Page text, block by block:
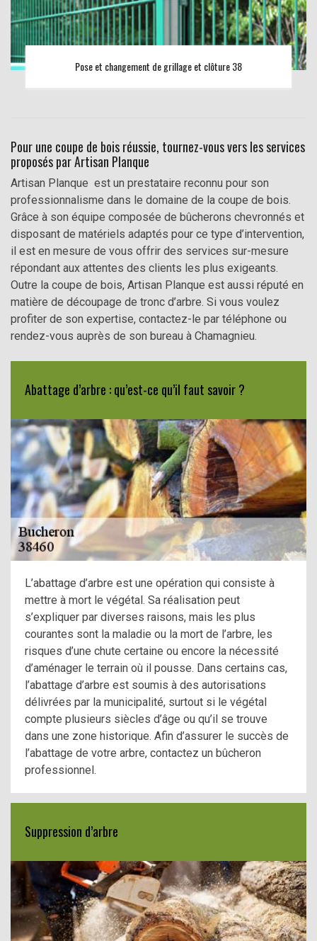
Pose et changement de grillage et clôture 38
Pour une coupe de bois réussie, tournez-vous vers les services
proposés par Artisan Planque
Artisan Planque est un prestataire reconnu pour son
professionnalisme dans le domaine de la coupe de bois.
Grâce à son équipe composée de bûcherons chevronnés et
disposant de matériels adaptés pour ce type d’intervention,
il est en mesure de vous offrir des services sur-mesure
répondant aux attentes des clients les plus exigeants.
Outre la coupe de bois, Artisan Planque est aussi réputé en
matière de découpage de tronc d’arbre. Si vous voulez
profiter de son expertise, contactez-le par téléphone ou
rendez-vous auprès de son bureau à Chamagnieu.
Abattage d’arbre : qu’est-ce qu’il faut savoir ?
L’abattage d’arbre est une opération qui consiste à
mettre à mort le végétal. Sa réalisation peut
s’expliquer par diverses raisons, mais les plus
courantes sont la maladie ou la mort de l’arbre, les
risques d’une chute certaine ou encore la nécessité
d’aménager le terrain où il pousse. Dans certains cas,
l’abattage d’arbre est soumis à des autorisations
délivrées par la municipalité, surtout si le végétal
compte plusieurs siècles d’âge ou qu’il se trouve
dans une zone historique. Afin d’assurer le succès de
l’abattage de votre arbre, contactez un bûcheron
professionnel.
Suppression d’arbre